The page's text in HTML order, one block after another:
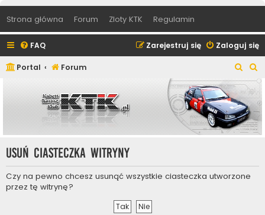
Strona główna Forum Zloty KTK Regulamin
FAQ Zaloguj się
Zarejestruj się
Portal Forum
z
u
k
z
u
k
a
Usuń ciasteczka witryny
Czy na pewno chcesz usunąć wszystkie ciasteczka utworzone
przez tę witrynę?